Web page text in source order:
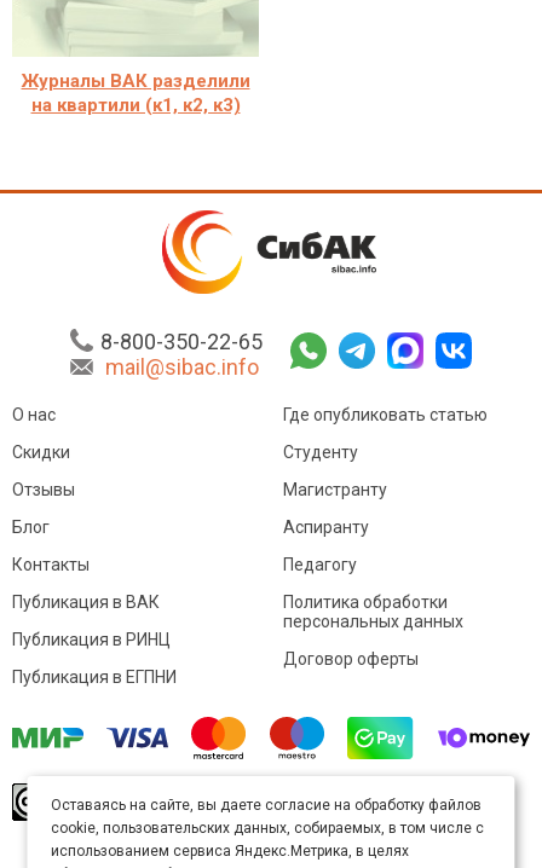
Журналы ВАК разделили
на квартили (к1, к2, к3)
8-800-350-22-65
mail@sibac.info
О нас
Скидки
Отзывы
Блог
Контакты
Где опубликовать статью
Студенту
Магистранту
Аспиранту
Педагогу
Публикация в ВАК
Публикация в РИНЦ
Публикация в ЕГПНИ
Политика обработки
персональных данных
Договор оферты
произведение доступно полицензии Creative
Commons «Attribution» («Атрибуция») 4.0
Непортированная.
Оставаясь на сайте, вы даете согласие на обработку файлов
cookie, пользовательских данных, собираемых, в том числе с
использованием сервиса Яндекс.Метрика, в целях